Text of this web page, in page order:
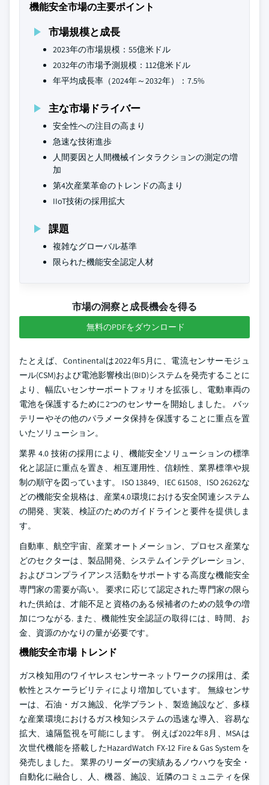
機能安全市場の主要ポイント
市場規模と成長
2023年の市場規模：55億米ドル
2032年の市場予測規模：112億米ドル
年平均成長率（2024年～2032年）：7.5%
主な市場ドライバー
安全性への注目の高まり
急速な技術進歩
人間要因と人間機械インタラクションの測定の増
加
第4次産業革命のトレンドの高まり
IIoT技術の採用拡大
課題
複雑なグローバル基準
限られた機能安全認定人材
市場の洞察と成長機会を得る
無料のPDFをダウンロード
たとえば、Continentalは2022年5月に、電流センサーモジュ
ール(CSM)および電池影響検出(BID)システムを発売することに
より、幅広いセンサーポートフォリオを拡張し、電動車両の
電池を保護するために2つのセンサーを開始しました。 バッ
テリーやその他のパラメータ保持を保護することに重点を置
いたソリューション。
業界 4.0 技術の採用により、機能安全ソリューションの標準
化と認証に重点を置き、相互運用性、信頼性、業界標準や規
制の順守を図っています。 ISO 13849、IEC 61508、ISO 26262な
どの機能安全規格は、産業4.0環境における安全関連システム
の開発、実装、検証のためのガイドラインと要件を提供しま
す。
自動車、航空宇宙、産業オートメーション、プロセス産業な
どのセクターは、製品開発、システムインテグレーション、
およびコンプライアンス活動をサポートする高度な機能安全
専門家の需要が高い。 要求に応じて認定された専門家の限ら
れた供給は、才能不足と資格のある候補者のための競争の増
加につながる. また、機能性安全認証の取得には、時間、お
金、資源のかなりの量が必要です。
機能安全市場 トレンド
ガス検知用のワイヤレスセンサーネットワークの採用は、柔
軟性とスケーラビリティにより増加しています。 無線センサ
ーは、石油・ガス施設、化学プラント、製造施設など、多様
な産業環境におけるガス検知システムの迅速な導入、容易な
拡大、遠隔監視を可能にします。 例えば2022年8月、MSAは
次世代機能を搭載したHazardWatch FX-12 Fire & Gas Systemを
発売しました。 業界のリーダーの実績あるノウハウを安全・
自動化に融合し、人、機器、施設、近隣のコミュニティを保